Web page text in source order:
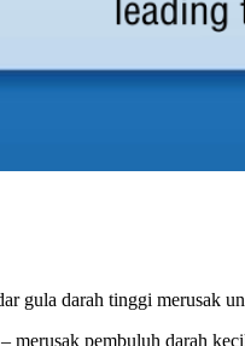
gula darah tinggi merusak
– merusak pembuluh darah